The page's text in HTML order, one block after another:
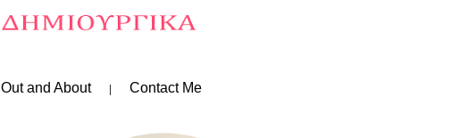
Out and About Contact Me